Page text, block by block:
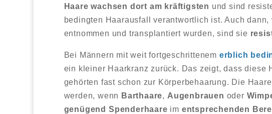
Haare wachsen dort am kräftigsten und sind
bedingten Haarausfall verantwortlich ist. Auch
entnommen und transplantiert wurden, sind sie
Bei Männern mit weit fortgeschrittenem erblich
ein kleiner Haarkranz zurück. Das zeigt, dass diese
gehörten fast schon zur Körperbehaarung. Die
werden, wenn Barthaare, Augenbrauen oder
genügend Spenderhaare im entsprechenden